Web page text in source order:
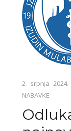
2. srpnja 2024.
NABAVKE